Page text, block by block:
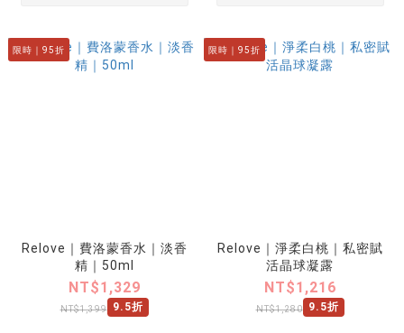
限時｜95折
Relove｜費洛蒙香水｜淡香
精｜50ml
NT$1,329
NT$1,399 9.5折
限時｜95折
Relove｜淨柔白桃｜私密賦
活晶球凝露
NT$1,216
NT$1,280 9.5折